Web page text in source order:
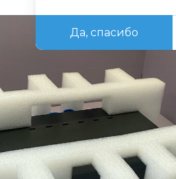
Да, спасибо